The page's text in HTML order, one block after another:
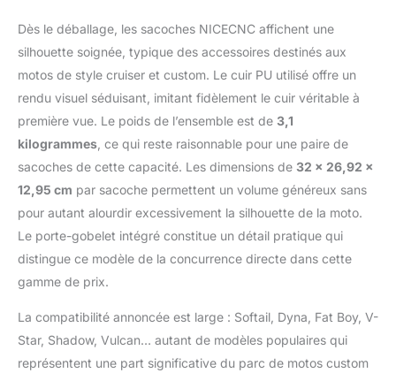
l'annonce). Convient à
la plupart des modèles
de moto. Y compris,
Softail, Dyna, Iron, Fat
boy, Yamaha V-star,
Honda Shadow,
Kawasaki Vulcan.
premium】Créé en cuir
PU texturé de vachette
de haute qualité,
comparé aux sacoches
rayures, imperméables
et extrêmement
durables, Les sacoches
Dès le déballage, les sacoches NICECNC affichent une
silhouette soignée, typique des accessoires destinés aux
motos de style cruiser et custom. Le cuir PU utilisé offre un
rendu visuel séduisant, imitant fidèlement le cuir véritable à
première vue. Le poids de l’ensemble est de 3,1
kilogrammes , ce qui reste raisonnable pour une paire de
sacoches de cette capacité. Les dimensions de 32 x 26,92 x
12,95 cm par sacoche permettent un volume généreux sans
pour autant alourdir excessivement la silhouette de la moto.
Le porte-gobelet intégré constitue un détail pratique qui
distingue ce modèle de la concurrence directe dans cette
gamme de prix.
La compatibilité annoncée est large : Softail, Dyna, Fat Boy, V-
Star, Shadow, Vulcan… autant de modèles populaires qui
représentent une part significative du parc de motos custom